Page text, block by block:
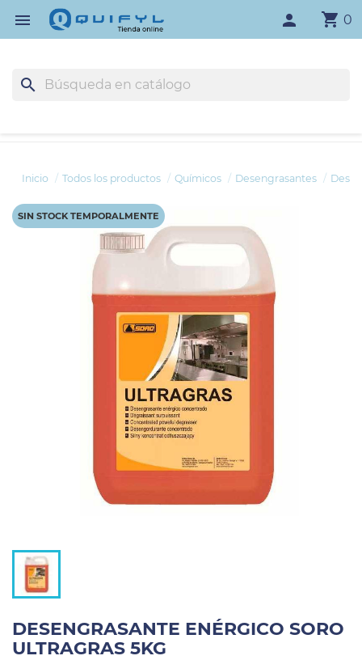
 shopping_cart 0
person
search
Inicio Todos los productos Químicos Desengrasantes
SIN STOCK TEMPORALMENTE
DESENGRASANTE ENÉRGICO SORO
ULTRAGRAS 5KG